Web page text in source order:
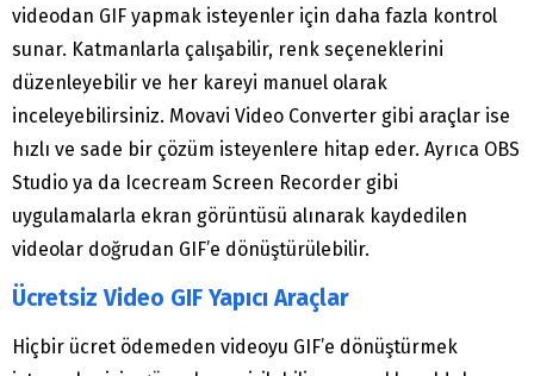
videodan GIF yapmak isteyenler için daha fazla kontrol
sunar. Katmanlarla çalışabilir, renk seçeneklerini
düzenleyebilir ve her kareyi manuel olarak
inceleyebilirsiniz. Movavi Video Converter gibi araçlar ise
hızlı ve sade bir çözüm isteyenlere hitap eder. Ayrıca OBS
Studio ya da Icecream Screen Recorder gibi
uygulamalarla ekran görüntüsü alınarak kaydedilen
videolar doğrudan GIF’e dönüştürülebilir.
Ücretsiz Video GIF Yapıcı Araçlar
Hiçbir ücret ödemeden videoyu GIF’e dönüştürmek